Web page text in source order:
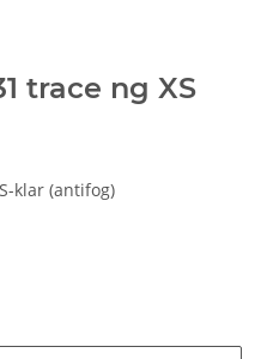
trace ng XS
klar (antifog)